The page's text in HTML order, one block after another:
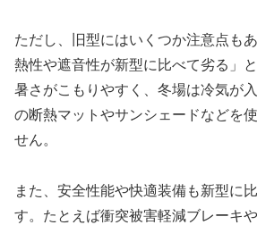
ただし、旧型にはいくつか注意点も
熱性や遮音性が新型に比べて劣る」
暑さがこもりやすく、冬場は冷気が
の断熱マットやサンシェードなどを
せん。
また、安全性能や快適装備も新型に
す。たとえば衝突被害軽減ブレーキ